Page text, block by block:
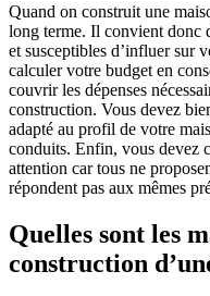
Quand on construit une
long terme. Il convient donc
et susceptibles d’influer sur
calculer votre budget en
couvrir les dépenses
construction. Vous devez
adapté au profil de votre
conduits. Enfin, vous devez
attention car tous ne
répondent pas aux mêmes
Quelles sont les
construction